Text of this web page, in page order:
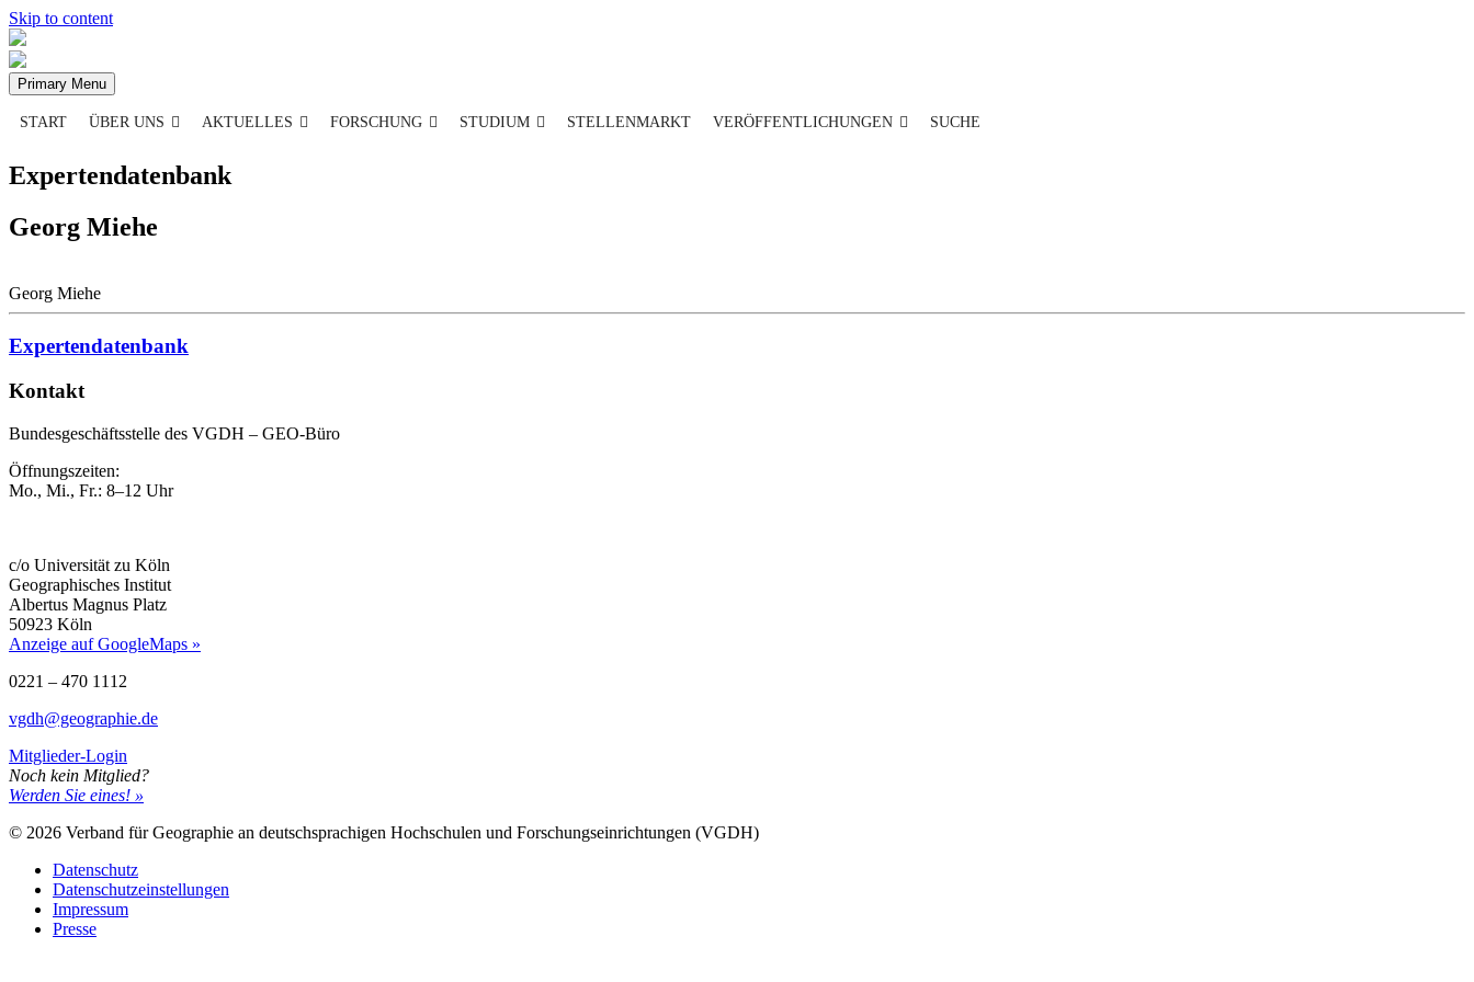
Skip to content
Primary Menu
START ÜBER UNS AKTUELLES FORSCHUNG STUDIUM STELLENMARKT VERÖFFENTLICHUNGEN SUCHE
Expertendatenbank
Georg Miehe
Georg Miehe
Expertendatenbank
Kontakt
Bundesgeschäftsstelle des VGDH – GEO-Büro
Öffnungszeiten:
Mo., Mi., Fr.: 8–12 Uhr
c/o Universität zu Köln
Geographisches Institut
Albertus Magnus Platz
50923 Köln
Anzeige auf GoogleMaps »
0221 – 470 1112
vgdh@geographie.de
Mitglieder-Login
Noch kein Mitglied?
Werden Sie eines! »
© 2026 Verband für Geographie an deutschsprachigen Hochschulen und Forschungseinrichtungen (VGDH)
Datenschutz
Datenschutzeinstellungen
Impressum
Presse